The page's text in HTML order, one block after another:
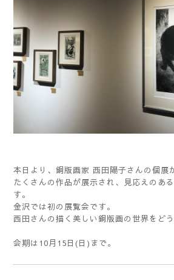
本日より、銅版画家 西田陽子さんの個展
たくさんの作品が展示され、見応えのあ
す。
金沢では初の展覧会です。
西田さんの描く美しい銅版画の世界をどう
会期は10月15日(日)まで。